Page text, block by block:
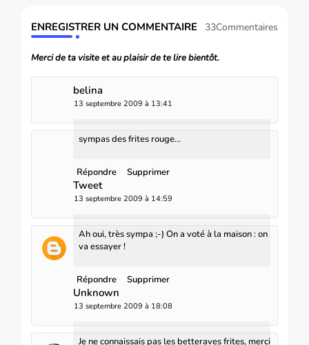
ENREGISTRER UN COMMENTAIRE 33Commentaires
Merci de ta visite et au plaisir de te lire bientôt.
belina
13 septembre 2009 à 13:41
sympas des frites rouge...
Répondre Supprimer
Tweet
13 septembre 2009 à 14:59
Ah oui, très sympa ;-) On a voté à la maison : on
va essayer !
Répondre Supprimer
Unknown
13 septembre 2009 à 18:08
Je ne connaissais pas les betteraves frites, merci